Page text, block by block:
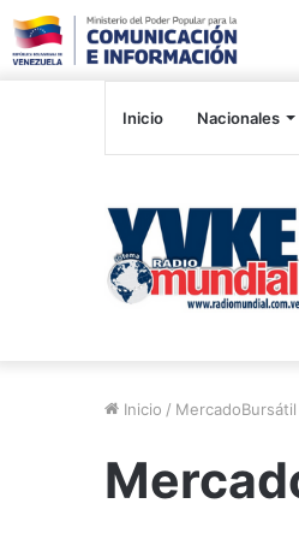
Inicio Nacionales
Inicio / MercadoBursátil